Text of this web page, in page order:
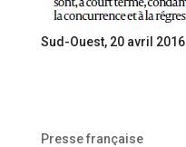
Sud-Ouest, 20 avril 2016
Presse française